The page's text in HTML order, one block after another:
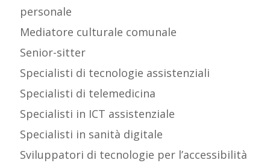
personale
Mediatore culturale comunale
Senior-sitter
Specialisti di tecnologie assistenziali
Specialisti di telemedicina
Specialisti in ICT assistenziale
Specialisti in sanità digitale
Sviluppatori di tecnologie per l’accessibilità